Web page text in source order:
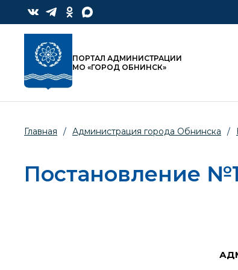
ПОРТАЛ АДМИНИСТРАЦИИ
МО «ГОРОД ОБНИНСК»
Главная / Администрация города Обнинска /
Постановление